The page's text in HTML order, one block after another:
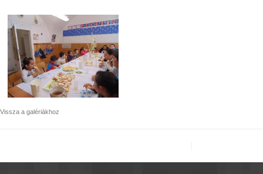
Vissza a galériákhoz